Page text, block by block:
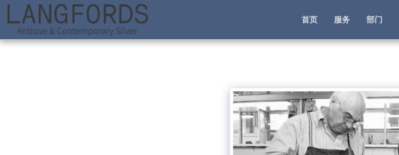
首页 服务 部门